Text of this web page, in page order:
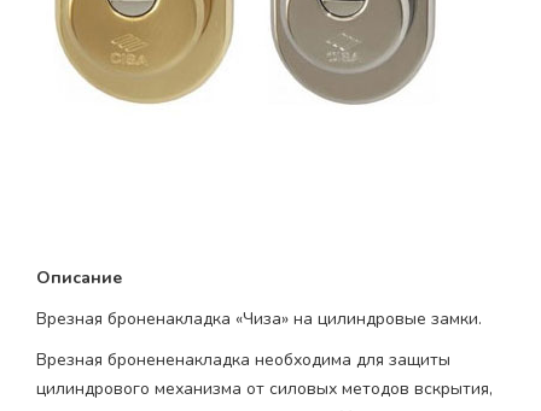
Описание
Врезная броненакладка «Чиза» на цилиндровые замки.
Врезная бронененакладка необходима для защиты
цилиндрового механизма от силовых методов вскрытия,